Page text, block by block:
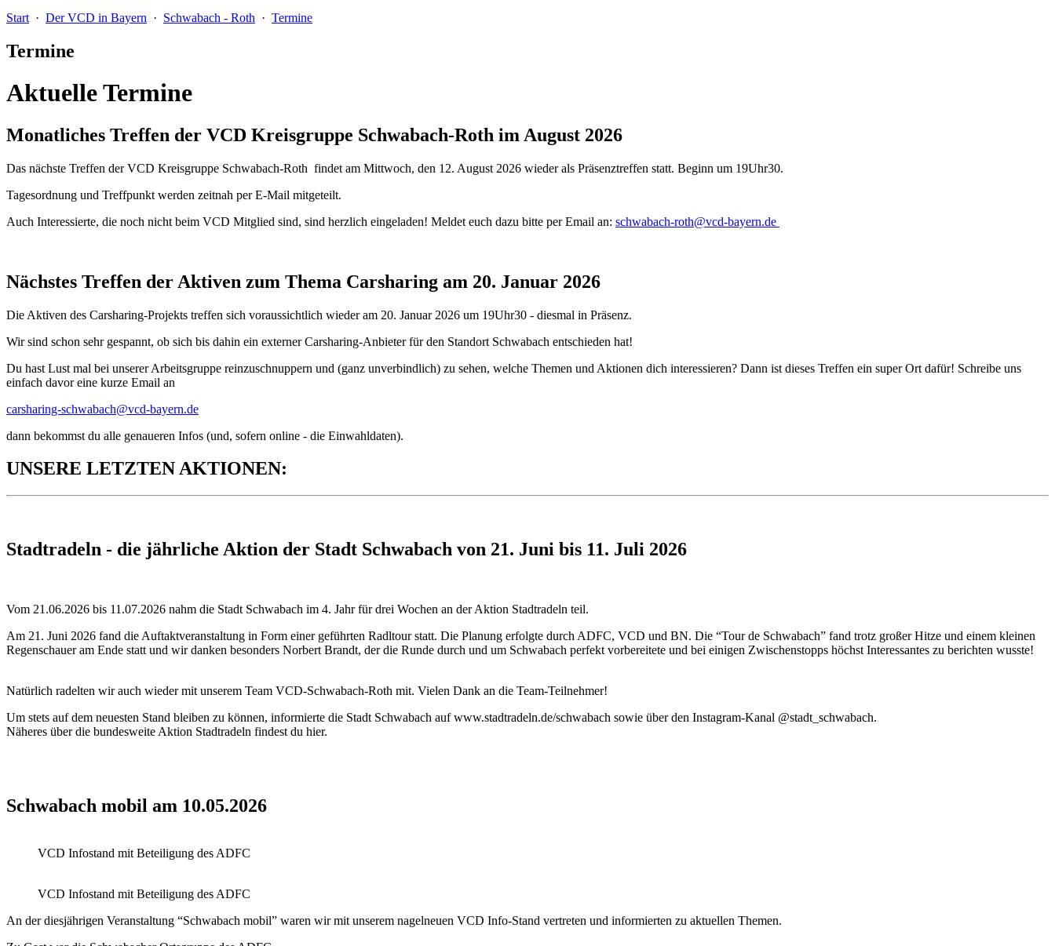
Start · Der VCD in Bayern · Schwabach - Roth · Termine
Termine
Aktuelle Termine
Monatliches Treffen der VCD Kreisgruppe Schwabach-Roth im August 2026
Das nächste Treffen der VCD Kreisgruppe Schwabach-Roth findet am Mittwoch, den 12. August 2026 wieder als Präsenztreffen statt. Beginn um 19Uhr30.
Tagesordnung und Treffpunkt werden zeitnah per E-Mail mitgeteilt.
Auch Interessierte, die noch nicht beim VCD Mitglied sind, sind herzlich eingeladen! Meldet euch dazu bitte per Email an: schwabach-roth@vcd-bayern.de
Nächstes Treffen der Aktiven zum Thema Carsharing am 20. Januar 2026
Die Aktiven des Carsharing-Projekts treffen sich voraussichtlich wieder am 20. Januar 2026 um 19Uhr30 - diesmal in Präsenz.
Wir sind schon sehr gespannt, ob sich bis dahin ein externer Carsharing-Anbieter für den Standort Schwabach entschieden hat!
Du hast Lust mal bei unserer Arbeitsgruppe reinzuschnuppern und (ganz unverbindlich) zu sehen, welche Themen und Aktionen dich interessieren? Dann ist dieses Treffen ein super Ort dafür! Schreibe uns
einfach davor eine kurze Email an
carsharing-schwabach@vcd-bayern.de
dann bekommst du alle genaueren Infos (und, sofern online - die Einwahldaten).
UNSERE LETZTEN AKTIONEN:
Stadtradeln - die jährliche Aktion der Stadt Schwabach von 21. Juni bis 11. Juli 2026
Vom 21.06.2026 bis 11.07.2026 nahm die Stadt Schwabach im 4. Jahr für drei Wochen an der Aktion Stadtradeln teil.
Am 21. Juni 2026 fand die Auftaktveranstaltung in Form einer geführten Radltour statt. Die Planung erfolgte durch ADFC, VCD und BN. Die “Tour de Schwabach” fand trotz großer Hitze und einem kleinen
Regenschauer am Ende statt und wir danken besonders Norbert Brandt, der die Runde durch und um Schwabach perfekt vorbereitete und bei einigen Zwischenstopps höchst Interessantes zu berichten wusste!
Natürlich radelten wir auch wieder mit unserem Team VCD-Schwabach-Roth mit. Vielen Dank an die Team-Teilnehmer!
Um stets auf dem neuesten Stand bleiben zu können, informierte die Stadt Schwabach auf www.stadtradeln.de/schwabach sowie über den Instagram-Kanal @stadt_schwabach.
Näheres über die bundesweite Aktion Stadtradeln findest du hier.
Schwabach mobil am 10.05.2026
VCD Infostand mit Beteiligung des ADFC
VCD Infostand mit Beteiligung des ADFC
An der diesjährigen Veranstaltung “Schwabach mobil” waren wir mit unserem nagelneuen VCD Info-Stand vertreten und informierten zu aktuellen Themen.